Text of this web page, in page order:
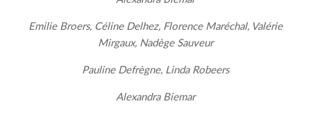
Emilie Broers, Céline Delhez, Florence Maréchal, Valérie
Mirgaux, Nadège Sauveur
Pauline Defrègne, Linda Robeers
Alexandra Biemar